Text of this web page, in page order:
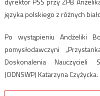
języka polskiego z różnych
Po wystąpieniu Andżeliki
pomysłodawczyni
Doskonalenia Nauczycieli
(ODNSWP) Katarzyna Czyżycka.